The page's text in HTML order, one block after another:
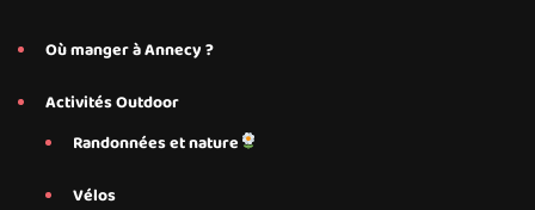
Où manger à Annecy ?
Activités Outdoor
Randonnées et nature
Vélos